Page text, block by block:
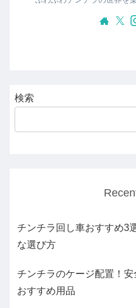
検索
チンチラ回し車おすすめ3
な選び方
チンチラのケージ配置！
おすすめ用品